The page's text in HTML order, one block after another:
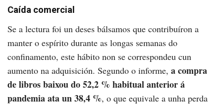
Caída comercial
Se a lectura foi un deses bálsamos que contribuíron a
manter o espírito durante as longas semanas do
confinamento, este hábito non se correspondeu cun
aumento na adquisición. Segundo o informe, a compra
de libros baixou do 52,2 % habitual anterior á
pandemia ata un 38,4 %, o que equivale a unha perda